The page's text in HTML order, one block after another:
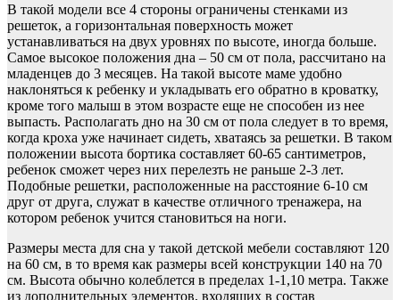
В такой модели все 4 стороны ограничены стенками из
решеток, а горизонтальная поверхность может
устанавливаться на двух уровнях по высоте, иногда больше.
Самое высокое положения дна – 50 см от пола, рассчитано на
младенцев до 3 месяцев. На такой высоте маме удобно
наклоняться к ребенку и укладывать его обратно в кроватку,
кроме того малыш в этом возрасте еще не способен из нее
выпасть. Располагать дно на 30 см от пола следует в то время,
когда кроха уже начинает сидеть, хватаясь за решетки. В таком
положении высота бортика составляет 60-65 сантиметров,
ребенок сможет через них перелезть не раньше 2-3 лет.
Подобные решетки, расположенные на расстояние 6-10 см
друг от друга, служат в качестве отличного тренажера, на
котором ребенок учится становиться на ноги.
Размеры места для сна у такой детской мебели составляют 120
на 60 см, в то время как размеры всей конструкции 140 на 70
см. Высота обычно колеблется в пределах 1-1,10 метра. Также
из дополнительных элементов, входящих в состав